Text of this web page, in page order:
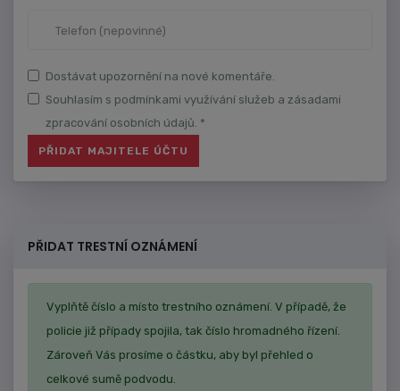
Dostávat upozornění na nové komentáře.
Souhlasím s podmínkami využívání služeb a zásadami
zpracování osobních údajů. *
PŘIDAT TRESTNÍ OZNÁMENÍ
Vyplňtě číslo a místo trestního oznámení. V případě, že
policie již případy spojila, tak číslo hromadného řízení.
Zároveň Vás prosíme o částku, aby byl přehled o
celkové sumě podvodu.